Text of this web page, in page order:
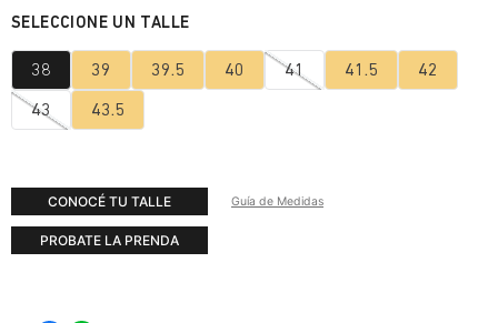
38 39 39.5 40 41 41.5 42
43 43.5
CONOCÉ TU TALLE Guía de Medidas
PROBATE LA PRENDA